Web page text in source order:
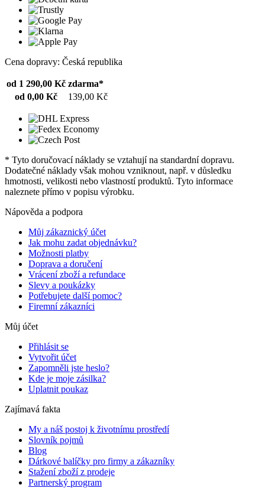
Cena dopravy: Česká republika
od 1 290,00 Kč zdarma*
od 0,00 Kč
139,00 Kč
* Tyto doručovací náklady se vztahují na standardní dopravu.
Dodatečné náklady však mohou vzniknout, např. v důsledku
hmotnosti, velikosti nebo vlastností produktů. Tyto informace
naleznete přímo v popisu výrobku.
Nápověda a podpora
Můj zákaznický účet
Jak mohu zadat objednávku?
Možnosti platby
Doprava a doručení
Vrácení zboží a refundace
Slevy a poukázky
Potřebujete další pomoc?
Firemní zákazníci
Můj účet
Přihlásit se
Vytvořit účet
Zapomněli jste heslo?
Kde je moje zásilka?
Uplatnit poukaz
Zajímavá fakta
My a náš postoj k životnímu prostředí
Slovník pojmů
Blog
Dárkové balíčky pro firmy a zákazníky
Stažení zboží z prodeje
Partnerský program